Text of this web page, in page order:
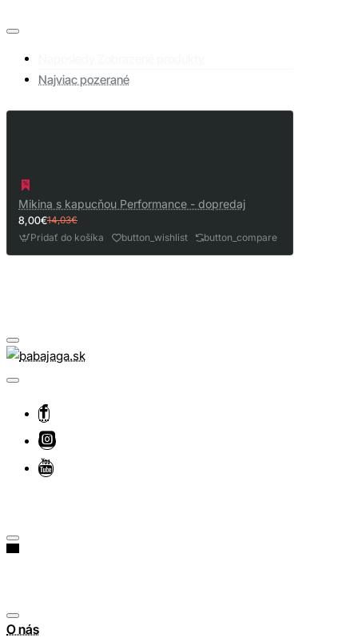
Najviac pozerané
Mikina s kapucňou Performance - dopredaj
8,00€14,03€
Pridať do košíka button_wishlist button_compare
O nás